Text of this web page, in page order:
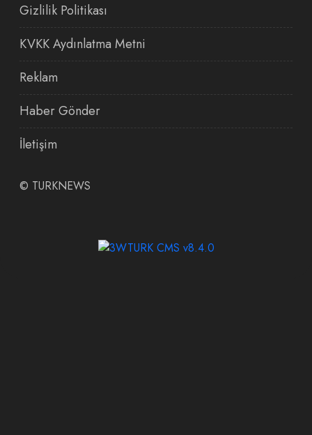
Gizlilik Politikası
KVKK Aydınlatma Metni
Reklam
Haber Gönder
İletişim
© TURKNEWS